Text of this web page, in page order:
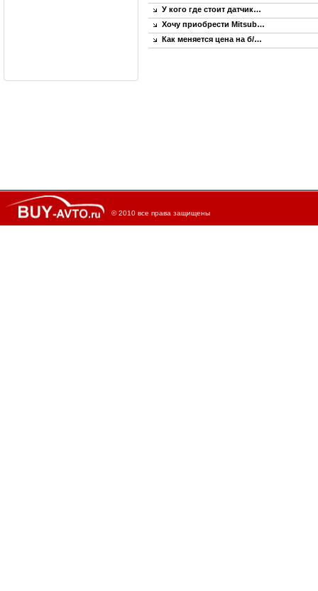
У кого где стоит датчик…
Хочу приобрести Mitsub…
Как меняется цена на б/…
© 2010 все права защищены